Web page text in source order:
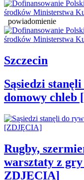
powiadomienie
Szczecin
Sąsiedzi
domowy chleb
Rugby,
warsztaty z
ZDJĘCIA]